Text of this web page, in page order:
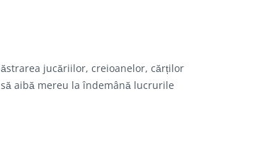
jucăriilor, creioanelor, cărților
aibă mereu la îndemână lucrurile